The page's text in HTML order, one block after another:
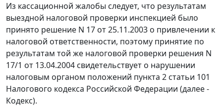
Из кассационной жалобы следует, что результатам
выездной налоговой проверки инспекцией было
принято решение N 17 от 25.11.2003 о привлечении к
налоговой ответственности, поэтому принятие по
результатам той же налоговой проверки решения N
17/1 от 13.04.2004 свидетельствует о нарушении
налоговым органом положений пункта 2 статьи 101
Налогового кодекса Российской Федерации (далее -
Кодекс).